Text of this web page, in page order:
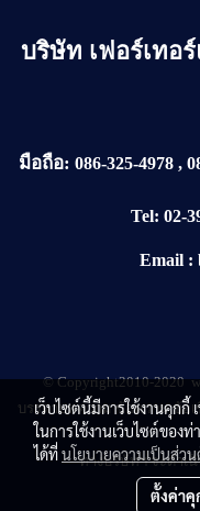
บริษัท เฟอร์เทอ
มือถือ: 086-325-4978,
Tel: 02-
Email :
© Copyright2010-2020
บรรดาบทความ ข้อความ ข้อ
ทางบริษัทฯ จะดำ
เว็บไซต์นี้มีการใช้งานคุก
ในการใช้งานเว็บไซต์ของ
ได้ที่นโยบายความเป็นส่ว
ตั้งค่าคุ